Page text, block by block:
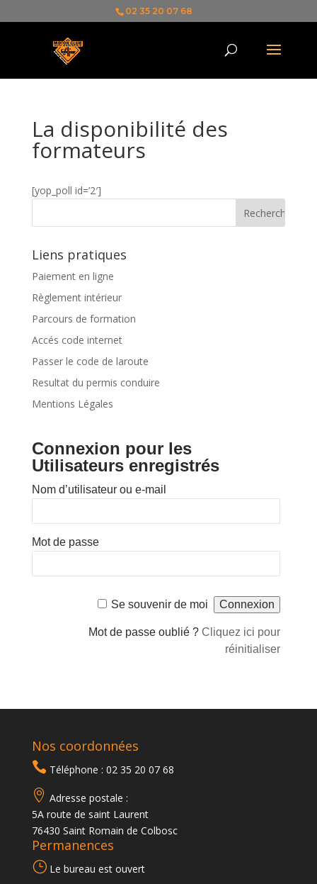
02 35 20 07 68
La disponibilité des
formateurs
[yop_poll id=’2′]
Liens pratiques
Paiement en ligne
Règlement intérieur
Parcours de formation
Accés code internet
Passer le code de laroute
Resultat du permis conduire
Mentions Légales
Connexion pour les
Utilisateurs enregistrés
Nom d’utilisateur ou e-mail
Mot de passe
Se souvenir de moi
Mot de passe oublié ?Cliquez ici pour
réinitialiser
Nos coordonnées
 Téléphone : 02 35 20 07 68
 Adresse postale :
5A route de saint Laurent
76430 Saint Romain de Colbosc
Permanences
}Le bureau est ouvert